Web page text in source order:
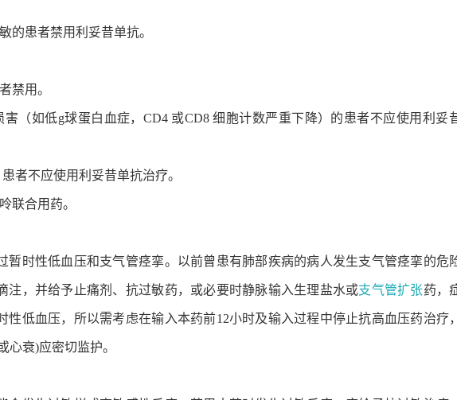
的患者禁用利妥昔单抗。
禁用。
（如低g球蛋白血症，CD4 或CD8 细胞计数严重下降）的患者不应使用利妥
者不应使用利妥昔单抗治疗。
联合用药。
暂时性低血压和支气管痉挛。以前曾患有肺部疾病的病人发生支气管痉挛的危
注，并给予止痛剂、抗过敏药，或必要时静脉输入生理盐水或支气管扩张药，
性低血压，所以需考虑在输入本药前12小时及输入过程中停止抗高血压药治疗
心衰)应密切监护。